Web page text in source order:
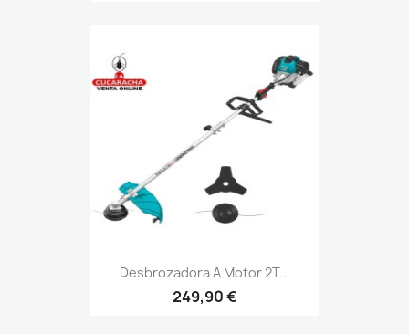
Desbrozadora A Motor 2T...
249,90 €